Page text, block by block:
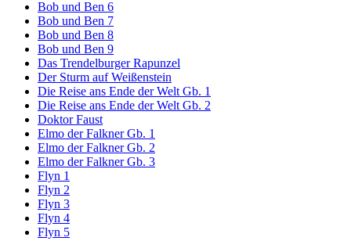
Bob und Ben 6
Bob und Ben 7
Bob und Ben 8
Bob und Ben 9
Das Trendelburger Rapunzel
Der Sturm auf Weißenstein
Die Reise ans Ende der Welt Gb. 1
Die Reise ans Ende der Welt Gb. 2
Doktor Faust
Elmo der Falkner Gb. 1
Elmo der Falkner Gb. 2
Elmo der Falkner Gb. 3
Flyn 1
Flyn 2
Flyn 3
Flyn 4
Flyn 5